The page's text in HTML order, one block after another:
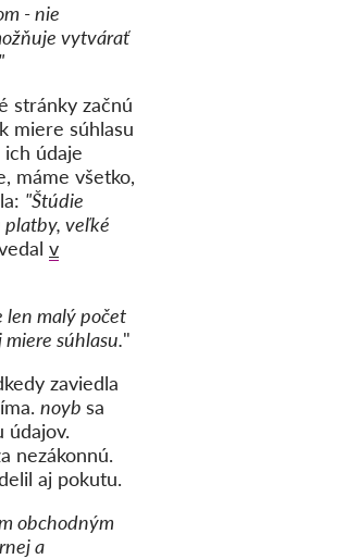
- nie
vytvárať
stránky začnú
miere súhlasu
údaje
máme všetko,
"Štúdie
platby, veľké
v
len malý počet
súhlasu."
zaviedla
noyb sa
údajov.
nezákonnú.
aj pokutu.
obchodným
a